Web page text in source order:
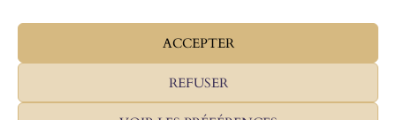
ACCEPTER
REFUSER
07 86 46 88 64
PRENDRE RDV